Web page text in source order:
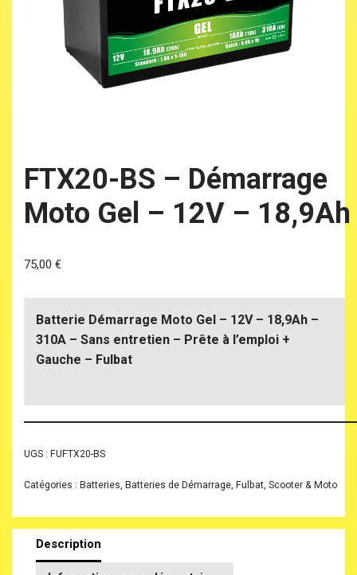
FTX20-BS – Démarrage
Moto Gel – 12V – 18,9Ah
75,00 €
Batterie Démarrage Moto Gel – 12V – 18,9Ah –
310A – Sans entretien – Prête à l’emploi +
Gauche – Fulbat
UGS : FUFTX20-BS
Catégories : Batteries Batteries de Démarrage Fulbat Scooter & Moto
Description